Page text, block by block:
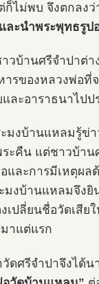
ก็ไม่พบ จึงตกลง
ละนำพระพุทธรูป
วบ้านศรีจำปาต่
ารของหลวงพ่อ
ละอาราธนาไปป
มงบ้านแหลมรู้ข่
ะคืน แต่ชาวบ้าน
และการมีเหตุผ
มงบ้านแหลมจึง
เปลี่ยนชื่อวัดเสีย
าแต่แรก
ดศรีจำปาจึงได้